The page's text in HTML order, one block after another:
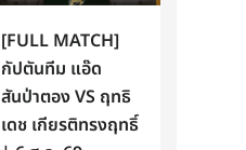
[FULL MATCH]
กัปตันทีม แอ๊ด
สันป่าตอง VS ฤทธิ
เดช เกียรติทรงฤทธิ์